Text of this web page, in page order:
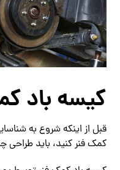
کیسه باد
قبل از اینکه شروع به
کمک فنر کنید، باید